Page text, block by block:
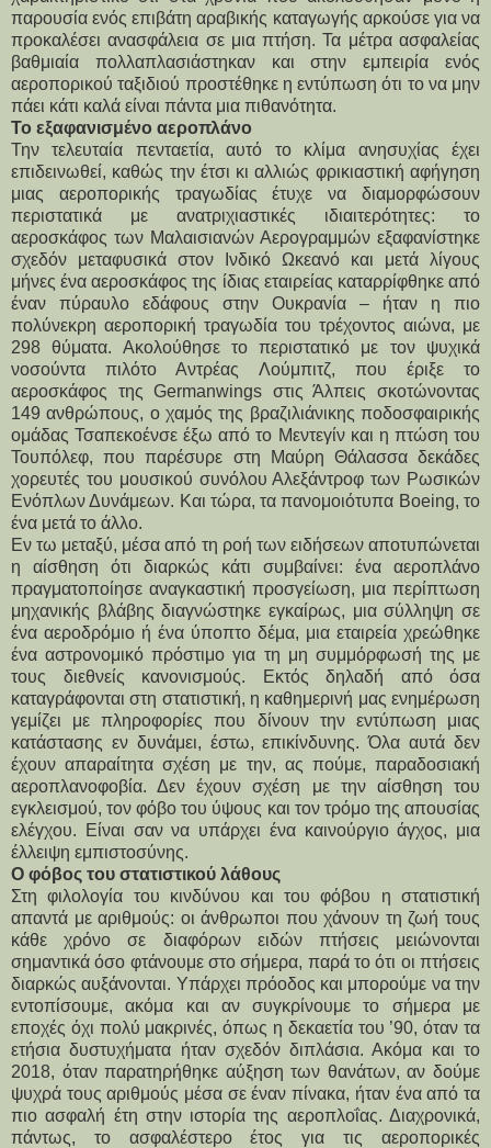
παρουσία ενός επιβάτη αραβικής καταγωγής αρκούσε για να
προκαλέσει ανασφάλεια σε μια πτήση. Τα μέτρα ασφαλείας
βαθμιαία πολλαπλασιάστηκαν και στην εμπειρία ενός
αεροπορικού ταξιδιού προστέθηκε η εντύπωση ότι το να μην
πάει κάτι καλά είναι πάντα μια πιθανότητα.
Το εξαφανισμένο αεροπλάνο
Την τελευταία πενταετία, αυτό το κλίμα ανησυχίας έχει
επιδεινωθεί, καθώς την έτσι κι αλλιώς φρικιαστική αφήγηση
μιας αεροπορικής τραγωδίας έτυχε να διαμορφώσουν
περιστατικά με ανατριχιαστικές ιδιαιτερότητες: το
αεροσκάφος των Μαλαισιανών Αερογραμμών εξαφανίστηκε
σχεδόν μεταφυσικά στον Ινδικό Ωκεανό και μετά λίγους
μήνες ένα αεροσκάφος της ίδιας εταιρείας καταρρίφθηκε από
έναν πύραυλο εδάφους στην Ουκρανία – ήταν η πιο
πολύνεκρη αεροπορική τραγωδία του τρέχοντος αιώνα, με
298 θύματα. Ακολούθησε το περιστατικό με τον ψυχικά
νοσούντα πιλότο Αντρέας Λούμπιτζ, που έριξε το
αεροσκάφος της Germanwings στις Άλπεις σκοτώνοντας
149 ανθρώπους, ο χαμός της βραζιλιάνικης ποδοσφαιρικής
ομάδας Τσαπεκοένσε έξω από το Μεντεγίν και η πτώση του
Τουπόλεφ, που παρέσυρε στη Μαύρη Θάλασσα δεκάδες
χορευτές του μουσικού συνόλου Αλεξάντροφ των Ρωσικών
Ενόπλων Δυνάμεων. Και τώρα, τα πανομοιότυπα Boeing, το
ένα μετά το άλλο.
Εν τω μεταξύ, μέσα από τη ροή των ειδήσεων αποτυπώνεται
η αίσθηση ότι διαρκώς κάτι συμβαίνει: ένα αεροπλάνο
πραγματοποίησε αναγκαστική προσγείωση, μια περίπτωση
μηχανικής βλάβης διαγνώστηκε εγκαίρως, μια σύλληψη σε
ένα αεροδρόμιο ή ένα ύποπτο δέμα, μια εταιρεία χρεώθηκε
ένα αστρονομικό πρόστιμο για τη μη συμμόρφωσή της με
τους διεθνείς κανονισμούς. Εκτός δηλαδή από όσα
καταγράφονται στη στατιστική, η καθημερινή μας ενημέρωση
γεμίζει με πληροφορίες που δίνουν την εντύπωση μιας
κατάστασης εν δυνάμει, έστω, επικίνδυνης. Όλα αυτά δεν
έχουν απαραίτητα σχέση με την, ας πούμε, παραδοσιακή
αεροπλανοφοβία. Δεν έχουν σχέση με την αίσθηση του
εγκλεισμού, τον φόβο του ύψους και τον τρόμο της απουσίας
ελέγχου. Είναι σαν να υπάρχει ένα καινούργιο άγχος, μια
έλλειψη εμπιστοσύνης.
Ο φόβος του στατιστικού λάθους
Στη φιλολογία του κινδύνου και του φόβου η στατιστική
απαντά με αριθμούς: οι άνθρωποι που χάνουν τη ζωή τους
κάθε χρόνο σε διαφόρων ειδών πτήσεις μειώνονται
σημαντικά όσο φτάνουμε στο σήμερα, παρά το ότι οι πτήσεις
διαρκώς αυξάνονται. Υπάρχει πρόοδος και μπορούμε να την
εντοπίσουμε, ακόμα και αν συγκρίνουμε το σήμερα με
εποχές όχι πολύ μακρινές, όπως η δεκαετία του ’90, όταν τα
ετήσια δυστυχήματα ήταν σχεδόν διπλάσια. Ακόμα και το
2018, όταν παρατηρήθηκε αύξηση των θανάτων, αν δούμε
ψυχρά τους αριθμούς μέσα σε έναν πίνακα, ήταν ένα από τα
πιο ασφαλή έτη στην ιστορία της αεροπλοΐας. Διαχρονικά,
πάντως, το ασφαλέστερο έτος για τις αεροπορικές